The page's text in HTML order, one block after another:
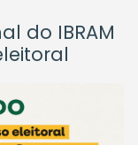
do IBRAM